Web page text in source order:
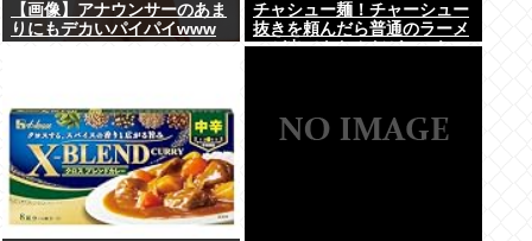
【画像】アナウンサーのあま
りにもデカいパイパイwww
チャシュー麺！チャーシュー
抜きを頼んだら普通のラーメ
ンが出てきたんだが、これっ